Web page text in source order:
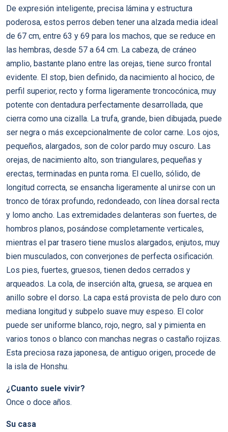
De expresión inteligente, precisa lámina y estructura
poderosa, estos perros deben tener una alzada media ideal
de 67 cm, entre 63 y 69 para los machos, que se reduce en
las hembras, desde 57 a 64 cm. La cabeza, de cráneo
amplio, bastante plano entre las orejas, tiene surco frontal
evidente. El stop, bien definido, da nacimiento al hocico, de
perfil superior, recto y forma ligeramente troncocónica, muy
potente con dentadura perfectamente desarrollada, que
cierra como una cizalla. La trufa, grande, bien dibujada, puede
ser negra o más excepcionalmente de color carne. Los ojos,
pequeños, alargados, son de color pardo muy oscuro. Las
orejas, de nacimiento alto, son triangulares, pequeñas y
erectas, terminadas en punta roma. El cuello, sólido, de
longitud correcta, se ensancha ligeramente al unirse con un
tronco de tórax profundo, redondeado, con línea dorsal recta
y lomo ancho. Las extremidades delanteras son fuertes, de
hombros planos, posándose completamente verticales,
mientras el par trasero tiene muslos alargados, enjutos, muy
bien musculados, con converjones de perfecta osificación.
Los pies, fuertes, gruesos, tienen dedos cerrados y
arqueados. La cola, de inserción alta, gruesa, se arquea en
anillo sobre el dorso. La capa está provista de pelo duro con
mediana longitud y subpelo suave muy espeso. El color
puede ser uniforme blanco, rojo, negro, sal y pimienta en
varios tonos o blanco con manchas negras o castaño rojizas.
Esta preciosa raza japonesa, de antiguo origen, procede de
la isla de Honshu.
¿Cuanto suele vivir?
Once o doce años.
Su casa